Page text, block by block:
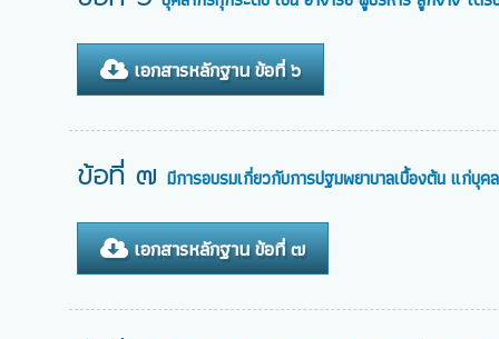
เอกสารหลักฐาน ข้อที่ ๖
ข้อที่ ๗ มีการอบรมเกี่ยวกับการปฐมพยาบาลเบื้องต้น แก่บุค
เอกสารหลักฐาน ข้อที่ ๗